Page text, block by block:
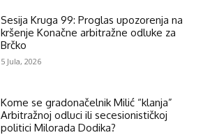
Sesija Kruga 99: Proglas upozorenja na
kršenje Konačne arbitražne odluke za
Brčko
5 Jula, 2026
Kome se gradonačelnik Milić “klanja”
Arbitražnoj odluci ili secesionističkoj
politici Milorada Dodika?